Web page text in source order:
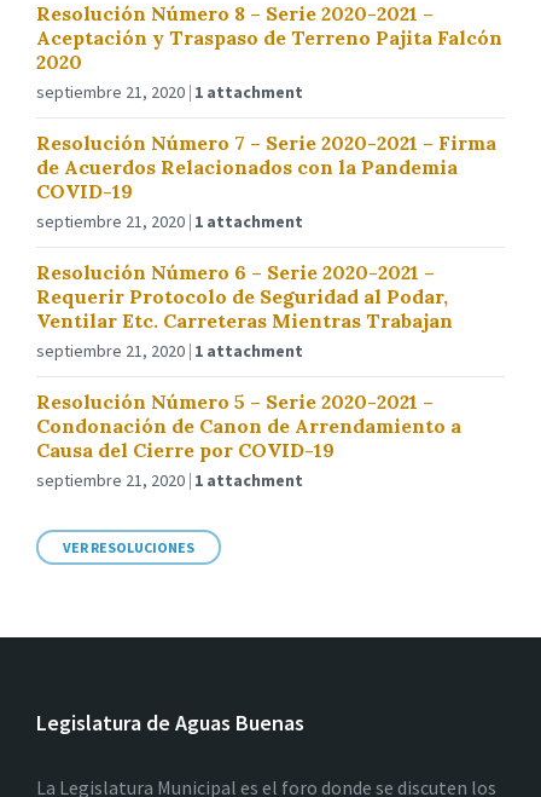
Resolución Número 8 – Serie 2020-2021 –
Aceptación y Traspaso de Terreno Pajita Falcón
2020
septiembre 21, 2020 1 attachment
Resolución Número 7 – Serie 2020-2021 – Firma
de Acuerdos Relacionados con la Pandemia
COVID-19
septiembre 21, 2020 1 attachment
Resolución Número 6 – Serie 2020-2021 –
Requerir Protocolo de Seguridad al Podar,
Ventilar Etc. Carreteras Mientras Trabajan
septiembre 21, 2020 1 attachment
Resolución Número 5 – Serie 2020-2021 –
Condonación de Canon de Arrendamiento a
Causa del Cierre por COVID-19
septiembre 21, 2020 1 attachment
VER RESOLUCIONES
Legislatura de Aguas Buenas
La Legislatura Municipal es el foro donde se discuten los